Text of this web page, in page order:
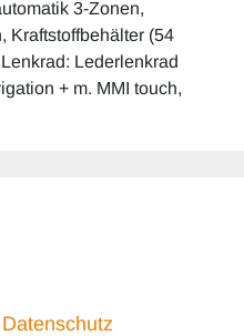
3-Zonen,
Kraftstoffbehälter (54
Lederlenkrad
+ m. MMI touch,
Datenschutz